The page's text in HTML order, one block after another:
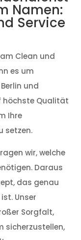
Namen:
Service
Clean und
es um
und
höchste Qualität
Ihre
setzen.
wir, welche
Daraus
das genau
Unser
Sorgfalt,
sicherzustellen,